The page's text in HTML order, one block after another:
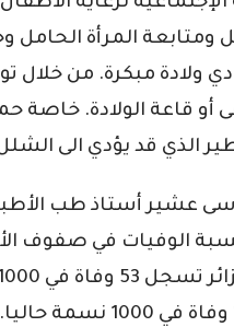
المرأة الحامل
ولادة مبكرة. من خلال
قاعة الولادة. خاصة
الذي قد يؤدي الى
عشير أستاذ طب
نسبة الوفيات في صفوف
السبعينيات. لينخفض إلى